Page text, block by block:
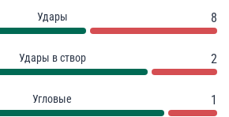
Удары 8
Удары в створ 2
Угловые 1